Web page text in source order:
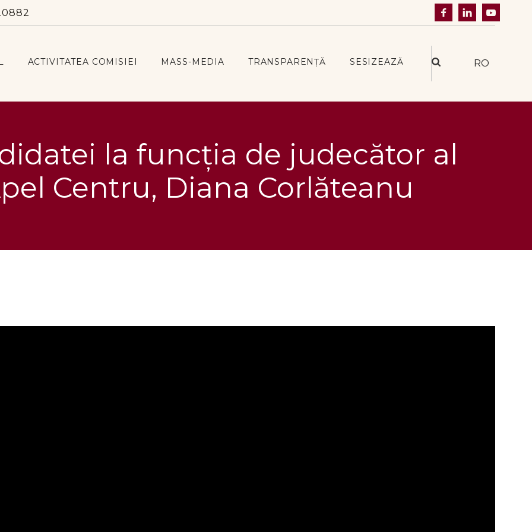
  
ACTIVITATEA COMISIEI MASS-MEDIA TRANSPARENȚĂ SESIZEAZĂ RO
la funcția de judecător al
Centru, Diana Corlăteanu